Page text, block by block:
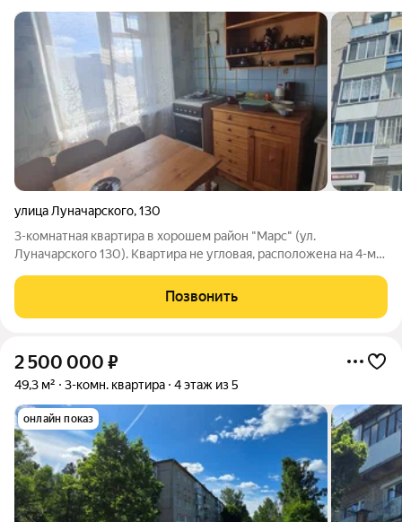
улица Луначарского,130
3-комнатная квартира в хорошем район "Марс" (ул.
Луначарского 130). Квартира не угловая, расположена на 4-м
распожен в тихом, благоустроенном дворе с автопарковкой и
современной детской площадкой.
Позвонить
2 500 000 ₽
49,3 м² 3-комн. квартира 4 этаж из 5
онлайн показ